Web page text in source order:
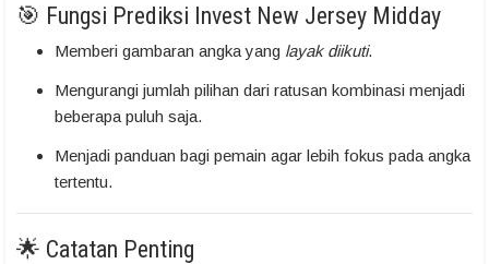
🎯 Fungsi Prediksi Invest New Jersey Midday
Memberi gambaran angka yang layak diikuti.
Mengurangi jumlah pilihan dari ratusan kombinasi menjadi
beberapa puluh saja.
Menjadi panduan bagi pemain agar lebih fokus pada angka
tertentu.
🌟 Catatan Penting